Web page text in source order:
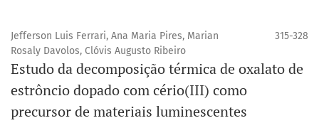
Jefferson Luis Ferrari, Ana Maria Pires, Marian
Rosaly Davolos, Clóvis Augusto Ribeiro
315-328
Estudo da decomposição térmica de oxalato de
estrôncio dopado com cério(III) como
precursor de materiais luminescentes